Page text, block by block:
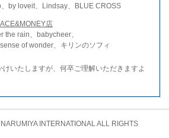
by loveit、Lindsay、BLUE CROSS
店
the rain、babycheer、
of wonder、キリンのソフィ
いたしますが、何卒ご理解いただきますよ